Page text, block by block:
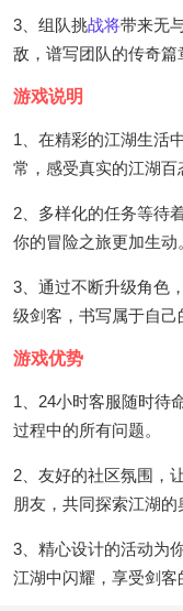
3、组队挑战将带来无
敌，谱写团队的传奇篇
游戏说明
1、在精彩的江湖生活
常，感受真实的江湖百
2、多样化的任务等待
你的冒险之旅更加生动
3、通过不断升级角色
级剑客，书写属于自己
游戏优势
1、24小时客服随时待
过程中的所有问题。
2、友好的社区氛围，
朋友，共同探索江湖的
3、精心设计的活动为
江湖中闪耀，享受剑客